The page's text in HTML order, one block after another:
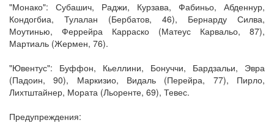
"Монако": Субашич, Раджи, Курзава, Фабиньо, Абденнур,
Кондогбиа, Тулалан (Бербатов, 46), Бернарду Силва,
Моутинью, Феррейра Карраско (Матеус Карвальо, 87),
Мартиаль (Жермен, 76).
"Ювентус": Буффон, Кьеллини, Бонуччи, Бардзальи, Эвра
(Падоин, 90), Маркизио, Видаль (Перейра, 77), Пирло,
Лихтштайнер, Мората (Льоренте, 69), Тевес.
Предупреждения: